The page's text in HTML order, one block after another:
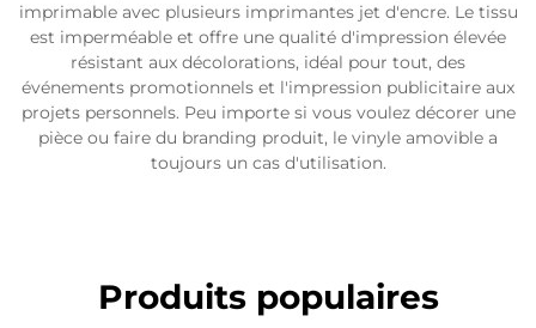
imprimable avec plusieurs imprimantes jet d'encre. Le tissu
est imperméable et offre une qualité d'impression élevée
résistant aux décolorations, idéal pour tout, des
événements promotionnels et l'impression publicitaire aux
projets personnels. Peu importe si vous voulez décorer une
pièce ou faire du branding produit, le vinyle amovible a
toujours un cas d'utilisation.
Produits populaires